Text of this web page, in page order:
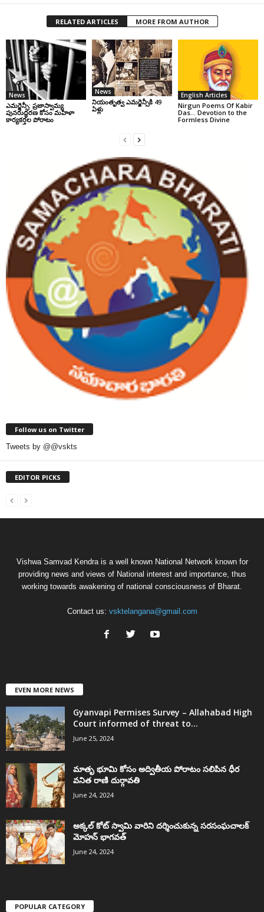
RELATED ARTICLES MORE FROM AUTHOR
News
ఎమర్జెన్సీ: ప్రజాస్వామ్య
పునరుద్ధరణ కోసం మహిళా
కార్యకర్తల పోరాటం
News
నియంతృత్వ ఎమర్జెన్సీకి 49
ఏళ్లు
English Articles
Nirgun Poems Of Kabir
Das… Devotion to the
Formless Divine
Follow us on Twitter
Tweets by @@vskts
EDITOR PICKS
Vishwa Samvad Kendra is a well known National Network known for
providing news and views of National interest and importance, thus
working towards awakening of national consciousness of Bharat.
Contact us: vsktelangana@gmail.com
EVEN MORE NEWS
Gyanvapi Permises Survey – Allahabad High
Court informed of threat to...
June 25, 2024
మాతృ భూమి కోసం అద్వితీయ పోరాటం సలిపిన ధీర
వనిత రాణి దుర్గావతి
June 24, 2024
అక్కల్‌ కోట్‌ స్వామి వారిని దర్శించుకున్న సరసంఘచాలక్
మోహన్ భాగవత్
June 24, 2024
POPULAR CATEGORY